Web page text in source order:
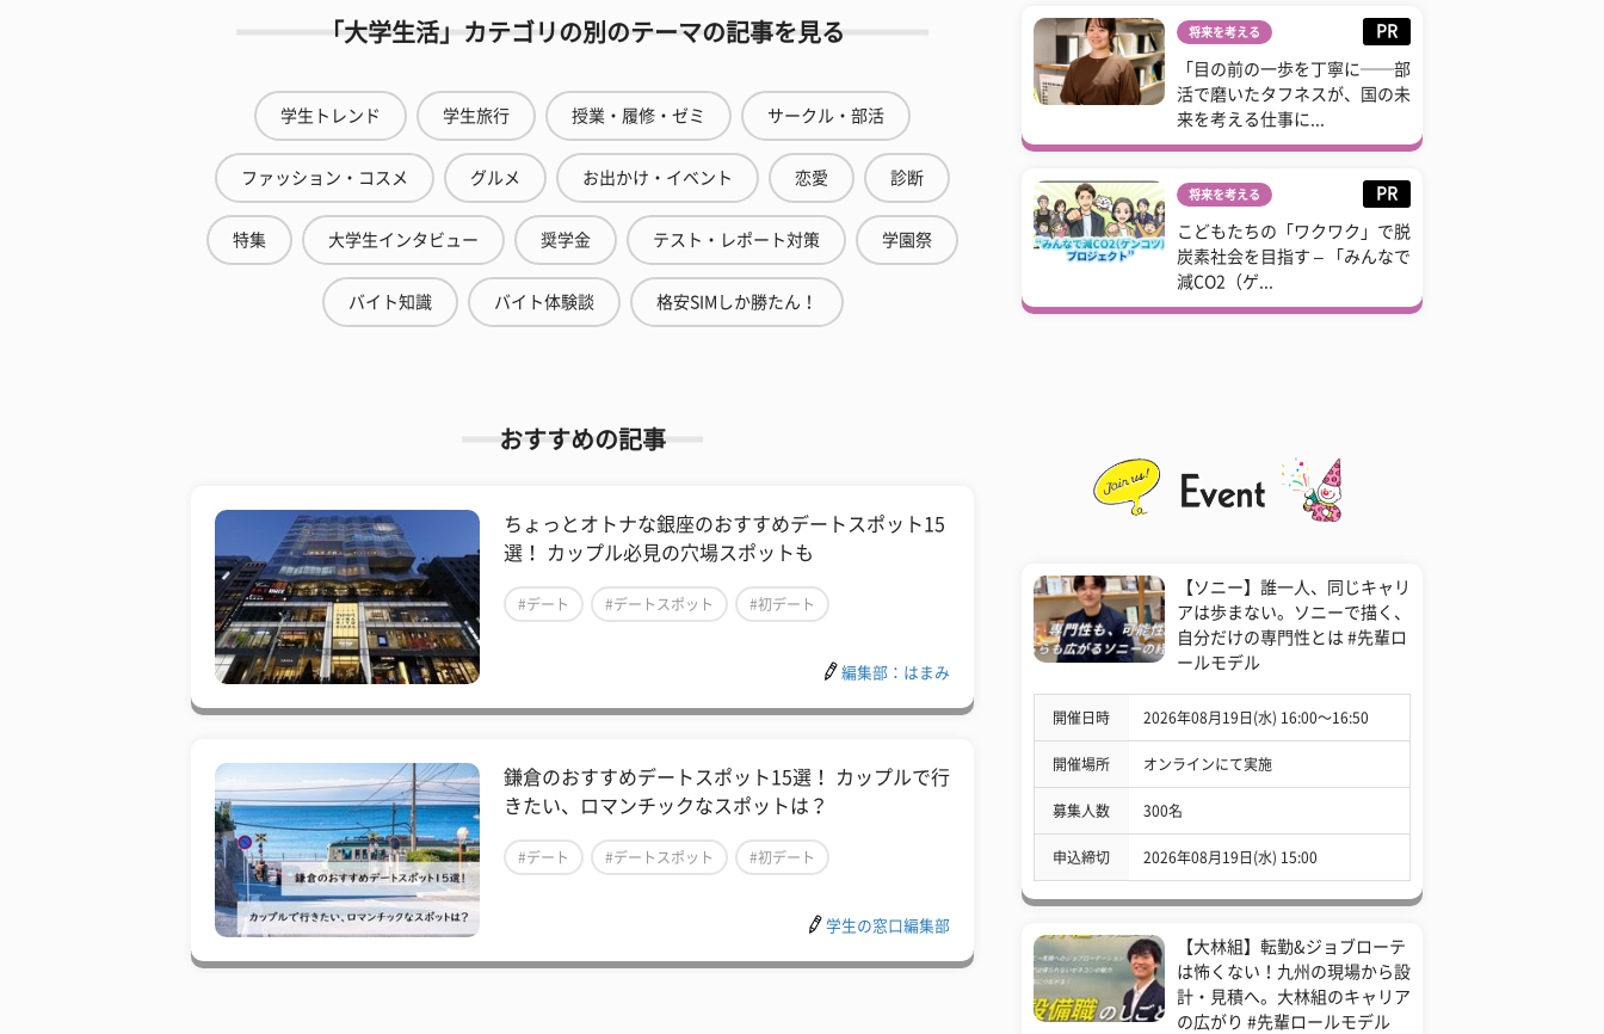
「大学生活」カテゴリの別のテーマの記事を見る
学生トレンド 学生旅行 授業・履修・ゼミ サークル・部活
ファッション・コスメ グルメ お出かけ・イベント 恋愛 診断
特集 大学生インタビュー 奨学金 テスト・レポート対策 学園祭
バイト知識 バイト体験談 格安SIMしか勝たん！
おすすめの記事
ちょっとオトナな銀座のおすすめデートスポット15
選！ カップル必見の穴場スポットも
#デート #デートスポット #初デート
編集部：はまみ
鎌倉のおすすめデートスポット15選！ カップルで行
きたい、ロマンチックなスポットは？
#デート #デートスポット #初デート
学生の窓口編集部
将来を考える PR
「目の前の一歩を丁寧に──部
活で磨いたタフネスが、国の未
来を考える仕事に...
将来を考える PR
こどもたちの「ワクワク」で脱
炭素社会を目指す – 「みんなで
減CO2（ゲ...
【ソニー】誰一人、同じキャリ
アは歩まない。ソニーで描く、
自分だけの専門性とは #先輩ロ
ールモデル
開催日時 2026年08月19日(水) 16:00〜16:50
開催場所 オンラインにて実施
募集人数 300名
申込締切 2026年08月19日(水) 15:00
【大林組】転勤&ジョブローテ
は怖くない！九州の現場から設
計・見積へ。大林組のキャリア
の広がり #先輩ロールモデル